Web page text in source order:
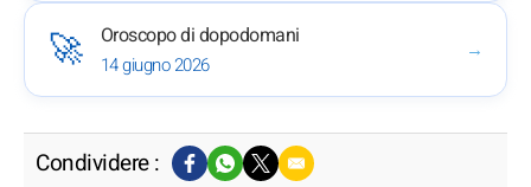
🚀 Oroscopo di dopodomani
14 giugno 2026
→
Condividere :